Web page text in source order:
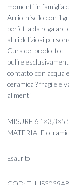
momenti in famiglia
Arricchiscilo con il
perfetta da regalare
altri deliziosi
Cura del prodotto:
pulire
contatto con acqua
ceramica ? fragile e
alimenti
MISURE
MATERIALE
Esaurito